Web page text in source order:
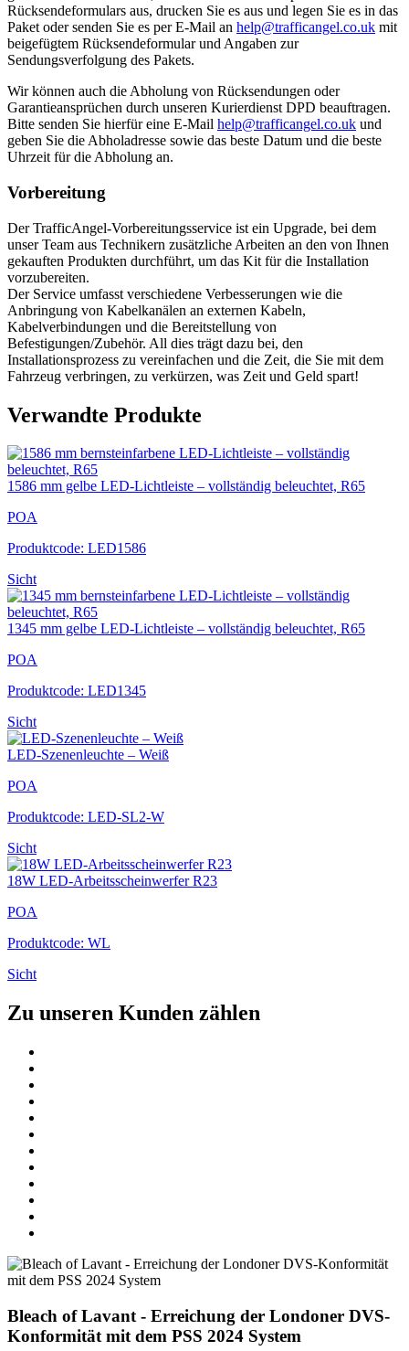
Rücksendeformulars aus, drucken Sie es aus und legen Sie es in das
Paket oder senden Sie es per E-Mail an help@trafficangel.co.uk mit
beigefügtem Rücksendeformular und Angaben zur
Sendungsverfolgung des Pakets.
Wir können auch die Abholung von Rücksendungen oder
Garantieansprüchen durch unseren Kurierdienst DPD beauftragen.
Bitte senden Sie hierfür eine E-Mail help@trafficangel.co.uk und
geben Sie die Abholadresse sowie das beste Datum und die beste
Uhrzeit für die Abholung an.
Vorbereitung
Der TrafficAngel-Vorbereitungsservice ist ein Upgrade, bei dem
unser Team aus Technikern zusätzliche Arbeiten an den von Ihnen
gekauften Produkten durchführt, um das Kit für die Installation
vorzubereiten.
Der Service umfasst verschiedene Verbesserungen wie die
Anbringung von Kabelkanälen an externen Kabeln,
Kabelverbindungen und die Bereitstellung von
Befestigungen/Zubehör. All dies trägt dazu bei, den
Installationsprozess zu vereinfachen und die Zeit, die Sie mit dem
Fahrzeug verbringen, zu verkürzen, was Zeit und Geld spart!
Verwandte Produkte
1586 mm gelbe LED-Lichtleiste – vollständig beleuchtet, R65
POA
Produktcode: LED1586
Sicht
1345 mm gelbe LED-Lichtleiste – vollständig beleuchtet, R65
POA
Produktcode: LED1345
Sicht
LED-Szenenleuchte – Weiß
POA
Produktcode: LED-SL2-W
Sicht
18W LED-Arbeitsscheinwerfer R23
POA
Produktcode: WL
Sicht
Zu unseren Kunden zählen
Bleach of Lavant - Erreichung der Londoner DVS-
Konformität mit dem PSS 2024 System